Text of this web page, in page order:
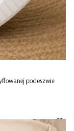
podeszwie